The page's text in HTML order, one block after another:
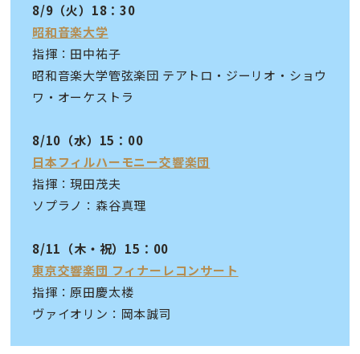
8/9（火）18：30
昭和音楽大学
指揮：田中祐子
昭和音楽大学管弦楽団 テアトロ・ジーリオ・ショウ
ワ・オーケストラ
8/10（水）15：00
日本フィルハーモニー交響楽団
指揮：現田茂夫
ソプラノ：森谷真理
8/11（木・祝）15：00
東京交響楽団 フィナーレコンサート
指揮：原田慶太楼
ヴァイオリン：岡本誠司